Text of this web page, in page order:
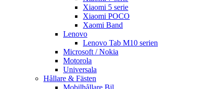
Xiaomi 5 serie
Xiaomi POCO
Xaomi Band
Lenovo
Lenovo Tab M10 serien
Microsoft / Nokia
Motorola
Universala
Hållare & Fästen
Mobilhållare Bil